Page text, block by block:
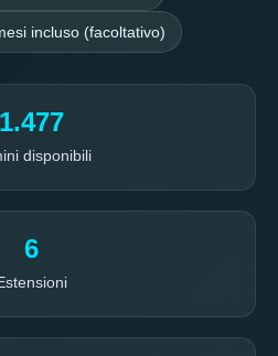
incluso (facoltativo)
1.477
disponibili
6